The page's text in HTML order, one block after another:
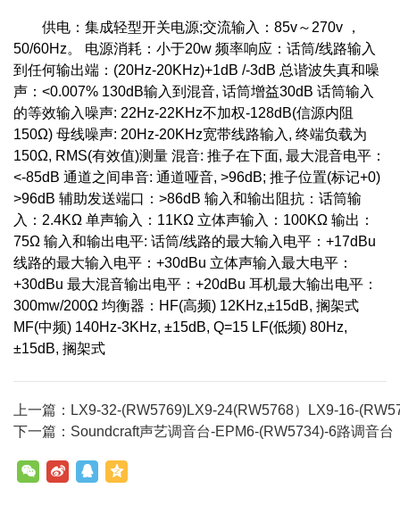
供电：集成轻型开关电源;交流输入：85v～270v ，
50/60Hz。 电源消耗：小于20w 频率响应：话筒/线路输入
到任何输出端：(20Hz-20KHz)+1dB /-3dB 总谐波失真和噪
声：<0.007% 130dB输入到混音, 话筒增益30dB 话筒输入
的等效输入噪声: 22Hz-22KHz不加权-128dB(信源内阻
150Ω) 母线噪声: 20Hz-20KHz宽带线路输入, 终端负载为
150Ω, RMS(有效值)测量 混音: 推子在下面, 最大混音电平：
<-85dB 通道之间串音: 通道哑音, >96dB; 推子位置(标记+0)
>96dB 辅助发送端口：>86dB 输入和输出阻抗：话筒输
入：2.4KΩ 单声输入：11KΩ 立体声输入：100KΩ 输出：
75Ω 输入和输出电平: 话筒/线路的最大输入电平：+17dBu
线路的最大输入电平：+30dBu 立体声输入最大电平：
+30dBu 最大混音输出电平：+20dBu 耳机最大输出电平：
300mw/200Ω 均衡器：HF(高频) 12KHz,±15dB, 搁架式
MF(中频) 140Hz-3KHz, ±15dB, Q=15 LF(低频) 80Hz,
±15dB, 搁架式
上一篇：LX9-32-(RW5769)LX9-24(RW5768）LX9-16-
下一篇：Soundcraft声艺调音台-EPM6-(RW5734)-6路调音台